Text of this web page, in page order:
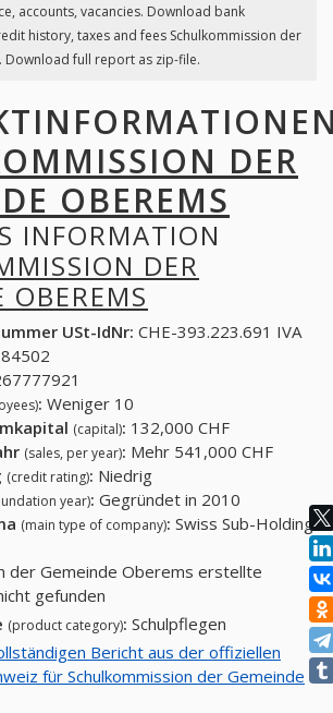
accounts, vacancies. Download bank
history, taxes and fees Schulkommission der
Download full report as zip-file.
DER
OBEREMS
INFORMATION
DER
OBEREMS
USt-IdNr: CHE-393.223.691 IVA
: Weniger 10
(capital): 132,000 CHF
(sales, per year): Mehr 541,000 CHF
(credit rating): Niedrig
year): Gegründet in 2010
(main type of company): Swiss Sub-Holding
der Gemeinde Oberems erstellte
gefunden
(product category): Schulpflegen
Bericht aus der offiziellen
für Schulkommission der Gemeinde